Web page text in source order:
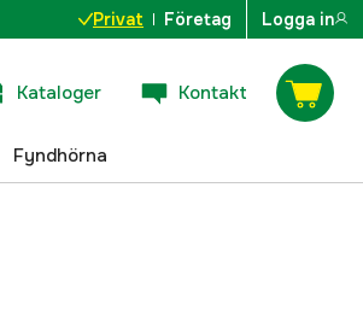
Privat Företag Logga in
Kataloger Kontakt
Fyndhörna